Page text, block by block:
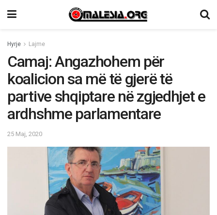
Hyrje Lajme
Camaj: Angazhohem për
koalicion sa më të gjerë të
partive shqiptare në zgjedhjet e
ardhshme parlamentare
25 Maj, 2020